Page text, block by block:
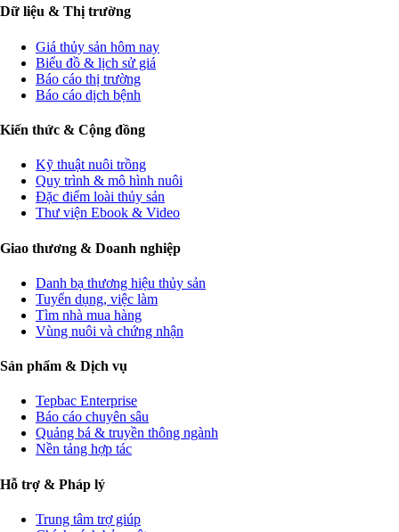
Dữ liệu & Thị trường
Giá thủy sản hôm nay
Biểu đồ & lịch sử giá
Báo cáo thị trường
Báo cáo dịch bệnh
Kiến thức & Cộng đồng
Kỹ thuật nuôi trồng
Quy trình & mô hình nuôi
Đặc điểm loài thủy sản
Thư viện Ebook & Video
Giao thương & Doanh nghiệp
Danh bạ thương hiệu thủy sản
Tuyển dụng, việc làm
Tìm nhà mua hàng
Vùng nuôi và chứng nhận
Sản phẩm & Dịch vụ
Tepbac Enterprise
Báo cáo chuyên sâu
Quảng bá & truyền thông ngành
Nền tảng hợp tác
Hỗ trợ & Pháp lý
Trung tâm trợ giúp